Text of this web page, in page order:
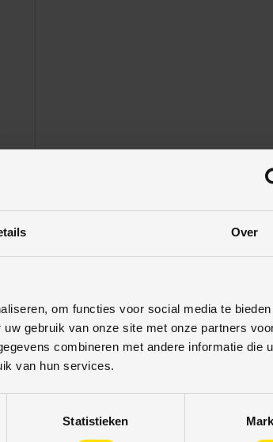
Over
om functies voor social media te
gebruik van onze site met onze partners
combineren met andere informatie die
van hun services.
Statistieken